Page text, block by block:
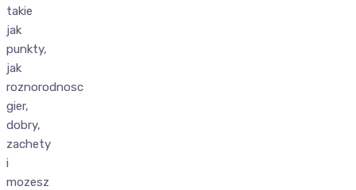
takie
jak
punkty,
jak
roznorodnosc
gier,
dobry,
zachety
i
mozesz